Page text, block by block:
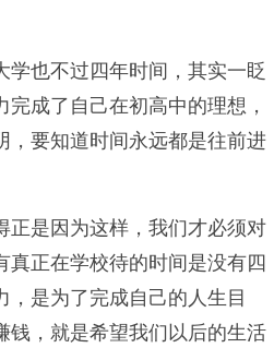
学也不过四年时间，其实一眨
成了自己在初高中的理想，
，要知道时间永远都是往前进
正是因为这样，我们才必须对
正在学校待的时间是没有四
是为了完成自己的人生目
钱，就是希望我们以后的生活